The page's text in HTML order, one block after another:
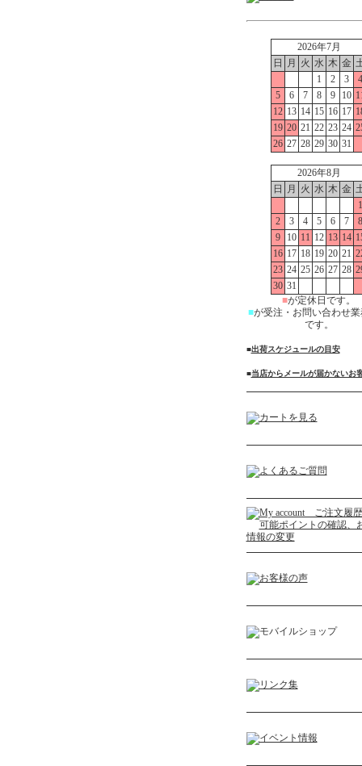
2026年7月
日
月 火 水 木 金
1
2 3
4
5
6 7 8 9 10
12 13 14 15 16 17
19 20 21 22 23 24
26 27 28 29 30 31
2026年8月
日
月 火 水 木 金
1
2
3 4 5 6 7
8
9
10 11 12 13 14
16 17 18 19 20 21
23 24 25 26 27 28
30 31
■が定休日です。
■が受注・お問い合わせ
です。
■出荷スケジュールの目安
■当店からメールが届かないお